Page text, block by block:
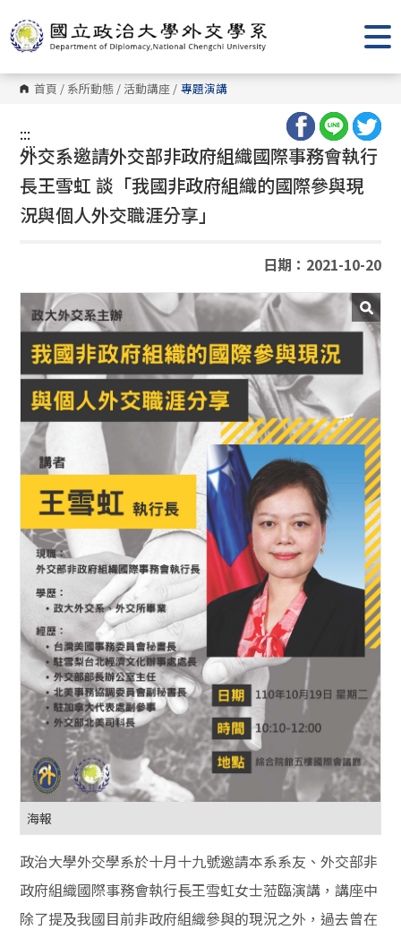
到
主
要
內
容
區 首頁 / 系所動態 / 活動講座 / 專題演講
:::
:::
外交系邀請外交部非政府組織國際事務會執行
長王雪虹 談「我國非政府組織的國際參與現
況與個人外交職涯分享」
日期：2021-10-20
海報
政治大學外交學系於十月十九號邀請本系系友、外交部非
政府組織國際事務會執行長王雪虹女士蒞臨演講，講座中
除了提及我國目前非政府組織參與的現況之外，過去曾在